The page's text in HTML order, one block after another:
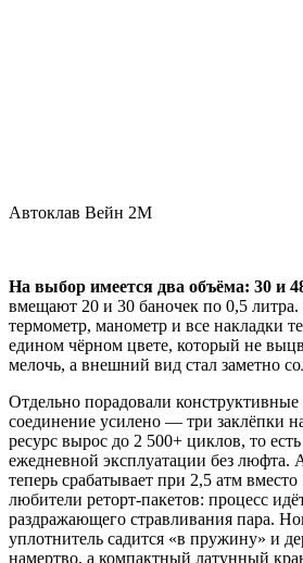
Автоклав Вейн 2M
На выбор имеется два объёма: 30 и
вмещают 20 и 30 баночек по 0,5
термометр, манометр и все накладки
едином чёрном цвете, который не
мелочь, а внешний вид стал заметно
Отдельно порадовали
соединение усилено — три заклёпки
ресурс вырос до 2 500+ циклов, то
ежедневной эксплуатации без люфта.
теперь срабатывает при 2,5 атм
любители реторт-пакетов: процесс
раздражающего стравливания пара.
уплотнитель садится «в пружину» и
намертво, а компактный латунный